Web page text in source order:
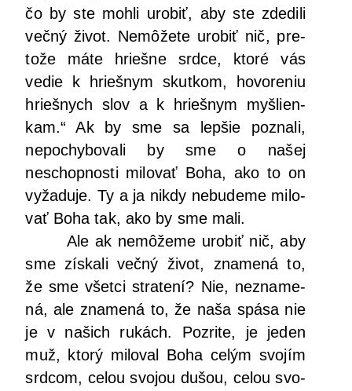
čo by ste moh­li uro­biť, aby ste zde­di­li
več­ný život. Nemô­že­te uro­biť nič, pre­
to­že máte hrieš­ne srd­ce, kto­ré vás
vedie k hrieš­nym skut­kom, hovo­re­niu
hrieš­nych slov a k hrieš­nym myš­lien­
kam.“ Ak by sme sa lep­šie pozna­li,
nepo­chy­bo­va­li by sme o našej
neschop­nos­ti milo­vať Boha, ako to on
vyža­du­je. Ty a ja nikdy nebu­de­me milo­
vať Boha tak, ako by sme mali.
Ale ak nemô­že­me uro­biť nič, aby
sme zís­ka­li več­ný život, zna­me­ná to,
že sme všet­ci stra­te­ní? Nie, nezna­me­
ná, ale zna­me­ná to, že naša spá­sa nie
je v našich rukách. Pozri­te, je jeden
muž, kto­rý milo­val Boha celým svo­jím
srd­com, celou svo­jou dušou, celou svo­